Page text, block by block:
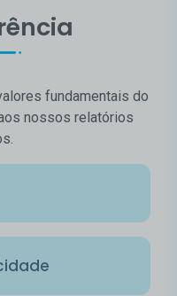
fundamentais do
nossos relatórios